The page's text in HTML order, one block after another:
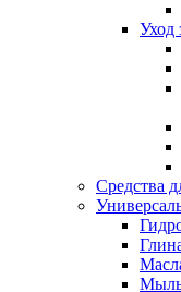
Уход
Средства